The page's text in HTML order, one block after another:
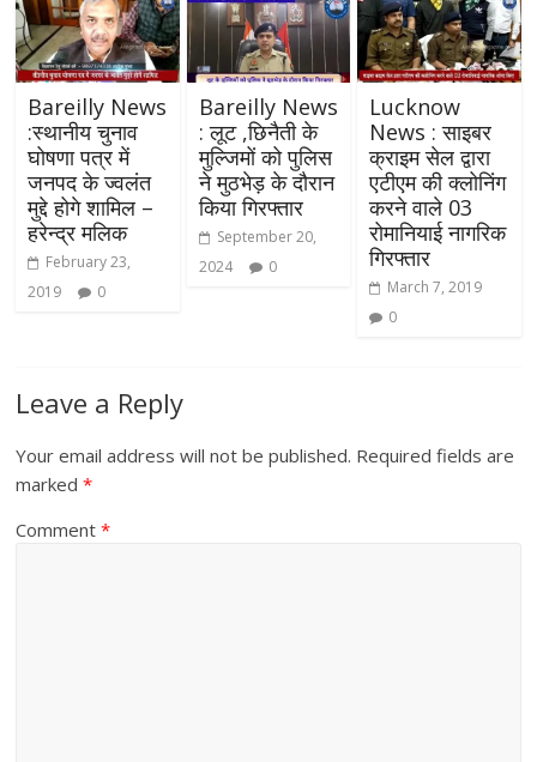
Bareilly News
:स्थानीय चुनाव
घोषणा पत्र में
जनपद के ज्वलंत
मुद्दे होगे शामिल –
हरेन्द्र मलिक
February 23,
2019
0
Bareilly News
: लूट ,छिनैती के
मुल्जिमों को पुलिस
ने मुठभेड़ के दौरान
किया गिरफ्तार
September 20,
2024
0
Lucknow
News : साइबर
क्राइम सेल द्वारा
एटीएम की क्लोनिंग
करने वाले 03
रोमानियाई नागरिक
गिरफ्तार
March 7, 2019
0
Leave a Reply
Your email address will not be published. Required fields are
marked*
Comment*